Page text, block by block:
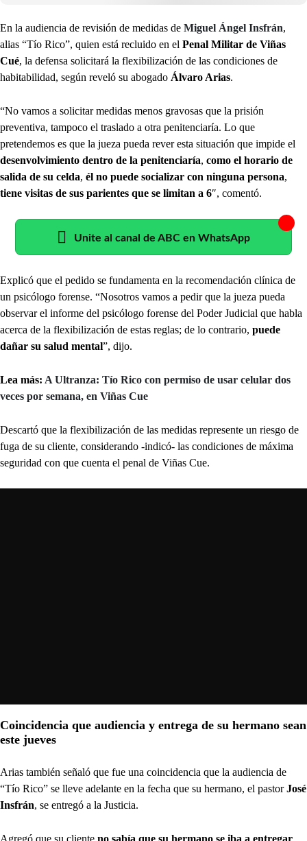
En la audiencia de revisión de medidas de Miguel Ángel Insfrán,
alias “Tío Rico”, quien está recluido en el Penal Militar de Viñas
Cué, la defensa solicitará la flexibilización de las condiciones de
habitabilidad, según reveló su abogado Álvaro Arias.
“No vamos a solicitar medidas menos gravosas que la prisión
preventiva, tampoco el traslado a otra penitenciaría. Lo que
pretendemos es que la jueza pueda rever esta situación que impide el
desenvolvimiento dentro de la penitenciaría, como el horario de
salida de su celda, él no puede socializar con ninguna persona,
tiene visitas de sus parientes que se limitan a 6″, comentó.
Unite al canal de ABC en WhatsApp
Explicó que el pedido se fundamenta en la recomendación clínica de
un psicólogo forense. “Nosotros vamos a pedir que la jueza pueda
observar el informe del psicólogo forense del Poder Judicial que habla
acerca de la flexibilización de estas reglas; de lo contrario, puede
dañar su salud mental”, dijo.
Lea más: A Ultranza: Tío Rico con permiso de usar celular dos
veces por semana, en Viñas Cue
Descartó que la flexibilización de las medidas represente un riesgo de
fuga de su cliente, considerando -indicó- las condiciones de máxima
seguridad con que cuenta el penal de Viñas Cue.
Coincidencia que audiencia y entrega de su hermano sean
este jueves
Arias también señaló que fue una coincidencia que la audiencia de
“Tío Rico” se lleve adelante en la fecha que su hermano, el pastorJosé
Insfrán, se entregó a la Justicia.
Agregó que su cliente no sabía que su hermano se iba a entregar